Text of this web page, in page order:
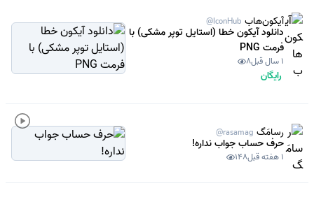
آیکون‌هاب @IconHub
دانلود آیکون خطا (استایل توپر مشکی) با
فرمت PNG
1 سال قبل 8
رایگان
رسامَگ @rasamag
حرف حساب جواب نداره!
1 هفته قبل 148